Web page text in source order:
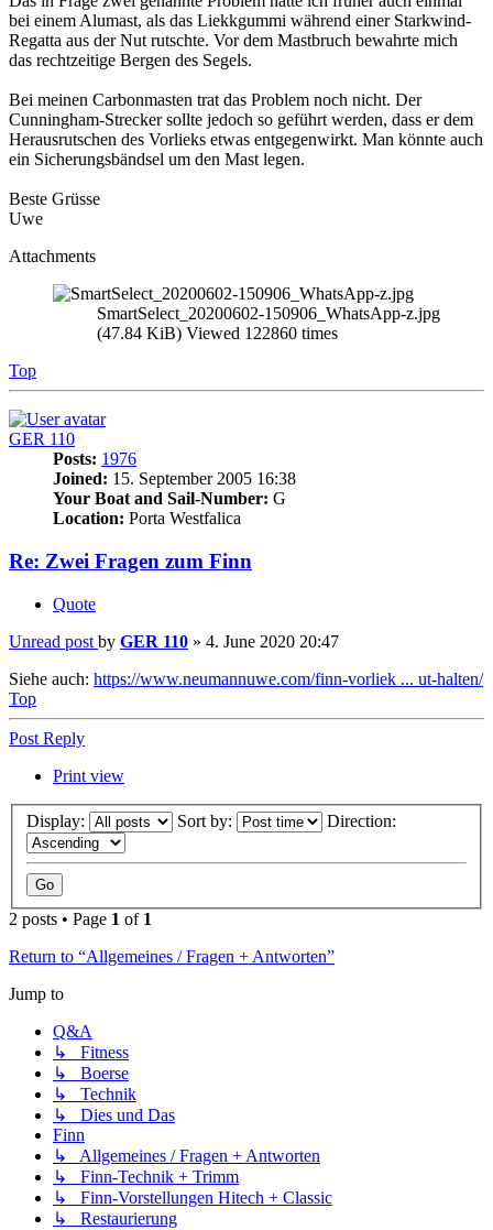
bei einem Alumast, als das Liekkgummi während einer Starkwind-
Regatta aus der Nut rutschte. Vor dem Mastbruch bewahrte mich
das rechtzeitige Bergen des Segels.
Bei meinen Carbonmasten trat das Problem noch nicht. Der
Cunningham-Strecker sollte jedoch so geführt werden, dass er dem
Herausrutschen des Vorlieks etwas entgegenwirkt. Man könnte auch
ein Sicherungsbändsel um den Mast legen.
Beste Grüsse
Uwe
Attachments
SmartSelect_20200602-150906_WhatsApp-z.jpg
(47.84 KiB) Viewed 122860 times
Top
GER 110
Posts: 1976
Joined: 15. September 2005 16:38
Your Boat and Sail-Number: G
Location: Porta Westfalica
Re: Zwei Fragen zum Finn
Quote
Unread post by GER 110 » 4. June 2020 20:47
Siehe auch: https://www.neumannuwe.com/finn-vorliek ... ut-halten/
Top
Post Reply
Print view
Display: Sort by: Direction:
2 posts • Page 1 of 1
Return to “Allgemeines / Fragen + Antworten”
Jump to
Q&A
↳ Fitness
↳ Boerse
↳ Technik
↳ Dies und Das
Finn
↳ Allgemeines / Fragen + Antworten
↳ Finn-Technik + Trimm
↳ Finn-Vorstellungen Hitech + Classic
↳ Restaurierung